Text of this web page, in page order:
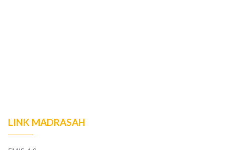
LINK MADRASAH